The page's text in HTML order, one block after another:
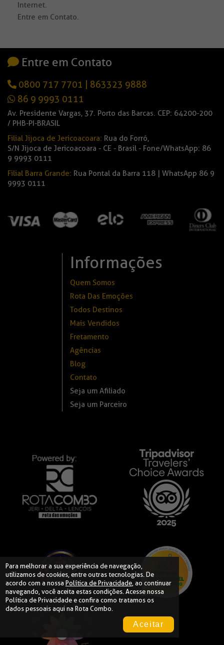
Internet.
Entre em Contato.
Entre em Contato
0800 717 7701
863323 9888
86 9 9993 0111
Av. Presidente Vargas, 37. Porto das Barcas. CEP: 64200-200
/ PHB-PI-BRASIL
Filial Jijoca de Jericoacoara: Rua do Forró,
S/N Jijoca de Jericoacoara - CE - Brasil - Fone/WhatsApp: 86
9 9993 0111
Filial Barra Grande: Rua Pontal da Barra 118 | WhatsApp 86 9
9993 0111
Informações
Quem Somos
Rota Das Emoções
Todos Destinos
Mais Vendidos
Fretamento
Agências
Blog
Contato
Seja um Afiliado
Seja um Parceiro
Para melhorar a sua experiência de navegação,
utilizamos de cookies, entre outras tecnologias. De
acordo com a nossa Política de Privacidade, ao continuar
navegando, você aceita estas condições. Acesse nossa
Política de Privacidadee confira como tratamos os
dados pessoais aqui na Rota Combo.
Aceitar